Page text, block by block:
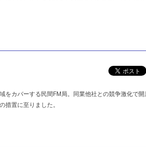
をカバーする民間FM局。同業他社との競争激化で開
措置に至りました。